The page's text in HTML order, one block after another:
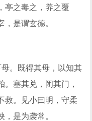
亭之毒之，养之覆
是谓玄德。
。既得其母，以知其
塞其兑，闭其门，
救。见小曰明，守柔
是为袭常。